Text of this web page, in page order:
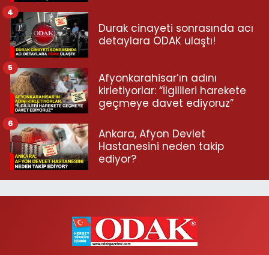
Durak cinayeti sonrasında acı
detaylara ODAK ulaştı!
4
Afyonkarahisar’ın adını
kirletiyorlar: “İlgilileri harekete
geçmeye davet ediyoruz”
5
Ankara, Afyon Devlet
Hastanesini neden takip
ediyor?
6